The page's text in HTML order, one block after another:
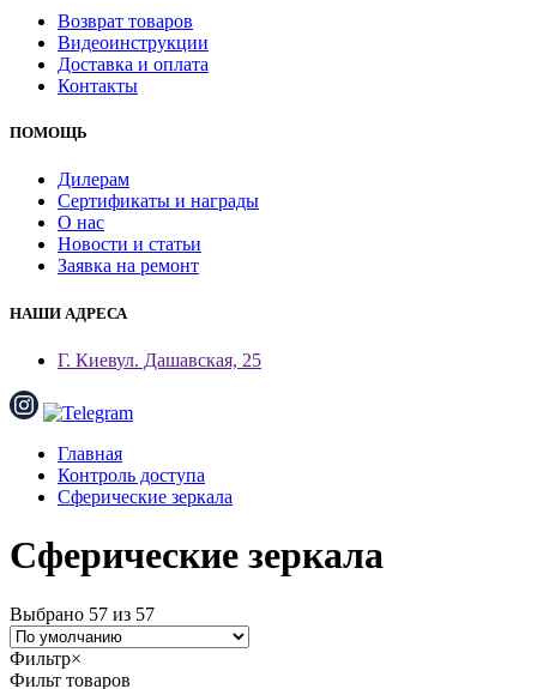
Возврат товаров
Видеоинструкции
Доставка и оплата
Контакты
ПОМОЩЬ
Дилерам
Сертификаты и награды
О нас
Новости и статьи
Заявка на ремонт
НАШИ АДРЕСА
Г. Киевул. Дашавская, 25
Главная
Контроль доступа
Сферические зеркала
Сферические зеркала
Выбрано 57 из 57
Фильтр×
Фильт товаров